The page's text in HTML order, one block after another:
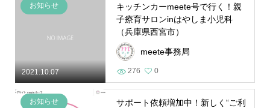
2021.10.07
お知らせ
キッチンカーmeete号で行く！親
子療育サロンinはやしま小児科
（兵庫県西宮市）
meete事務局
276 0
お知らせ
サポート依頼増加中！新しく“ご利